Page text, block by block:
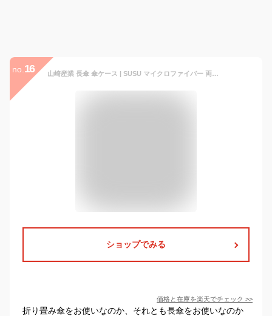
no. 16 山崎産業 長傘 傘ケース | SUSU マイクロファイバー 両面 給水 傘袋 濡れたまま 取っ手付き 車内用 雨の日 移動 黒 傘入れ 移動 吸水傘ケース 雨 傘カバー 通学 通勤 カバー 傘 ケース なががさ
ショップでみる
価格と在庫を楽天でチェック >>
折り畳み傘をお使いなのか、それとも長傘をお使いなのか